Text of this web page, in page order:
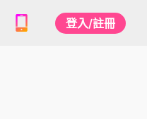
登入/註冊